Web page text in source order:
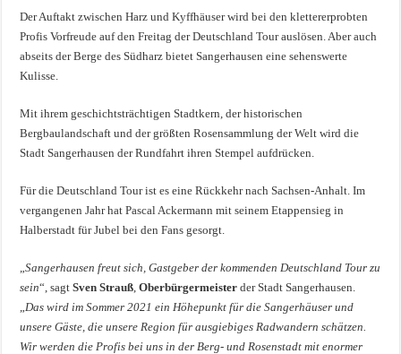
Der Auftakt zwischen Harz und Kyffhäuser wird bei den klettererprobten
Profis Vorfreude auf den Freitag der Deutschland Tour auslösen. Aber auch
abseits der Berge des Südharz bietet Sangerhausen eine sehenswerte
Kulisse.
Mit ihrem geschichtsträchtigen Stadtkern, der historischen
Bergbaulandschaft und der größten Rosensammlung der Welt wird die
Stadt Sangerhausen der Rundfahrt ihren Stempel aufdrücken.
Für die Deutschland Tour ist es eine Rückkehr nach Sachsen-Anhalt. Im
vergangenen Jahr hat Pascal Ackermann mit seinem Etappensieg in
Halberstadt für Jubel bei den Fans gesorgt.
„Sangerhausen freut sich, Gastgeber der kommenden Deutschland Tour zu
sein“, sagtSven Strauß,Oberbürgermeister der Stadt Sangerhausen.
„Das wird im Sommer 2021 ein Höhepunkt für die Sangerhäuser und
unsere Gäste, die unsere Region für ausgiebiges Radwandern schätzen.
Wir werden die Profis bei uns in der Berg- und Rosenstadt mit enormer